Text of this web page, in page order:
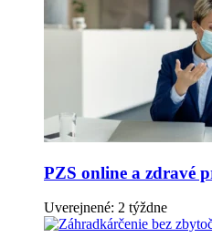
PZS online a zdravé
Uverejnené: 2 týždne